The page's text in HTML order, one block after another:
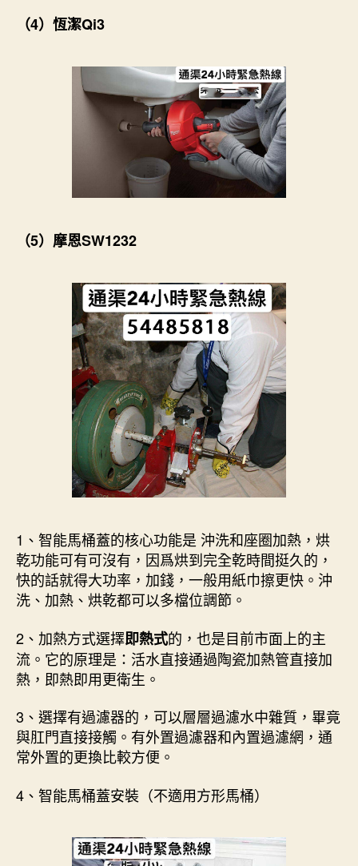
（4）恆潔Qi3
（5）摩恩SW1232
1、智能馬桶蓋的核心功能是 沖洗和座圈加熱，烘
乾功能可有可沒有，因爲烘到完全乾時間挺久的，
快的話就得大功率，加錢，一般用紙巾擦更快。沖
洗、加熱、烘乾都可以多檔位調節。
2、加熱方式選擇即熱式的，也是目前市面上的主
流。它的原理是：活水直接通過陶瓷加熱管直接加
熱，即熱即用更衛生。
3、選擇有過濾器的，可以層層過濾水中雜質，畢竟
與肛門直接接觸。有外置過濾器和內置過濾網，通
常外置的更換比較方便。
4、智能馬桶蓋安裝（不適用方形馬桶）